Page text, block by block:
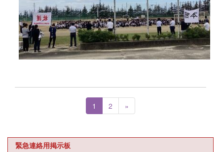
1 2 »
緊急連絡用掲示板